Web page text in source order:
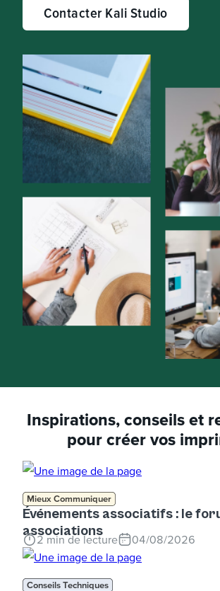
Contacter Kali Studio
Inspirations, conseils et
pour créer vos
Mieux Communiquer
Événements associatifs : le
associations
2 min de lecture 04/08/2026
Conseils Techniques